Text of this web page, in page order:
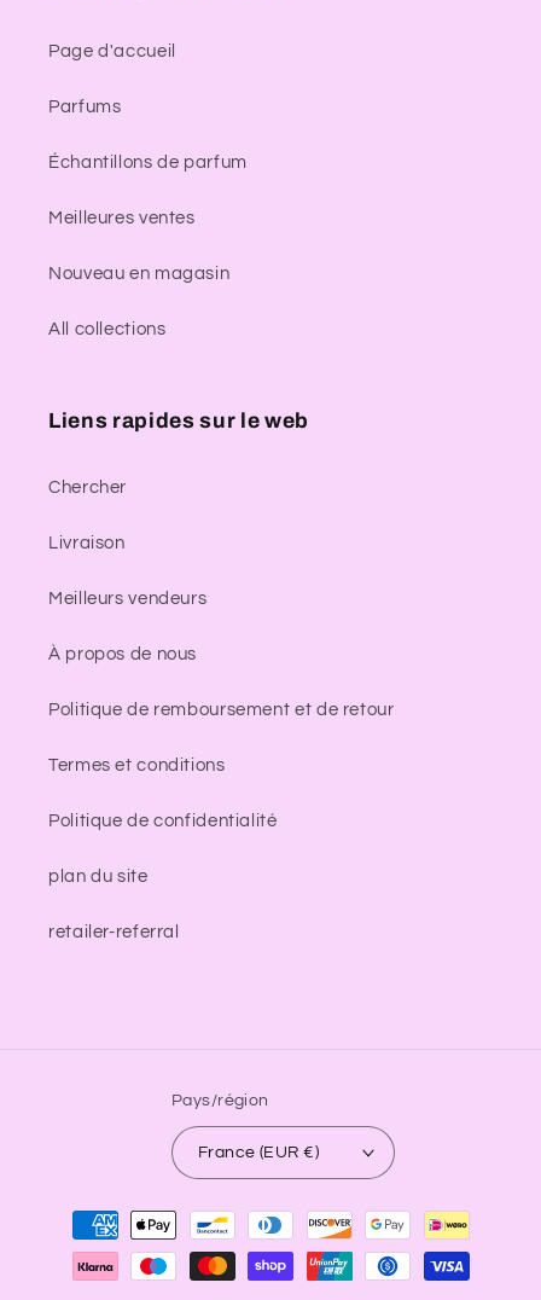
Page d'accueil
Parfums
Échantillons de parfum
Meilleures ventes
Nouveau en magasin
All collections
Liens rapides sur le web
Chercher
Livraison
Meilleurs vendeurs
À propos de nous
Politique de remboursement et de retour
Termes et conditions
Politique de confidentialité
plan du site
retailer-referral
Pays/région
France (EUR €)
Moyens
paiement